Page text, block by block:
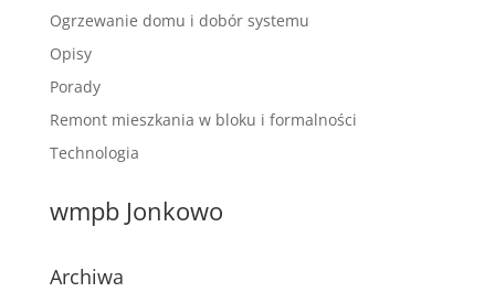
Ogrzewanie domu i dobór systemu
Opisy
Porady
Remont mieszkania w bloku i formalności
Technologia
wmpb Jonkowo
Archiwa